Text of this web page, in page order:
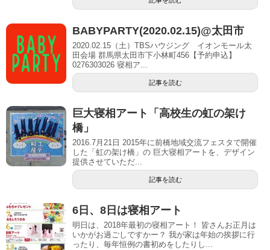
BABYPARTY(2020.02.15)@太田市
2020.02.15（土）TBSハウジング イオンモール太
田会場 群馬県太田市下小林町456【予約申込】
0276303026 寝相ア...
記事を読む
巨大寝相アート「高校生の虹の架け
橋」
2016.7月21日 2015年に前橋地域交流フェスタで開催
した「虹の架け橋」の 巨大寝相アートを、デザイン
提供させていただ...
記事を読む
6日、8日は寝相アート
明日は、2018年最初の寝相アート！ 皆さんお正月は
いかがお過ごしですかー？ 我が家は年始の挨拶に行
ったり、毎年恒例の書初めをしたりし...